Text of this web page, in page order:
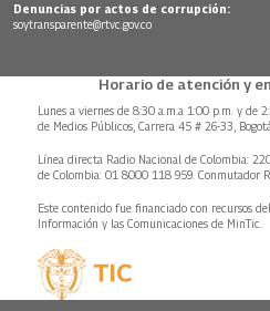
Denuncias por actos de corrupción:
soytransparente@rtvc.gov.co
Horario de atención y
Lunes a viernes de 8:30 a.m.a 1:00 p.m. y de
de Medios Públicos, Carrera 45 # 26-33, Bogotá.
Línea directa Radio Nacional de Colombia:
de Colombia: 01 8000 118 959. Conmutador
Este contenido fue financiado con recursos
Información y las Comunicaciones de MinTic.